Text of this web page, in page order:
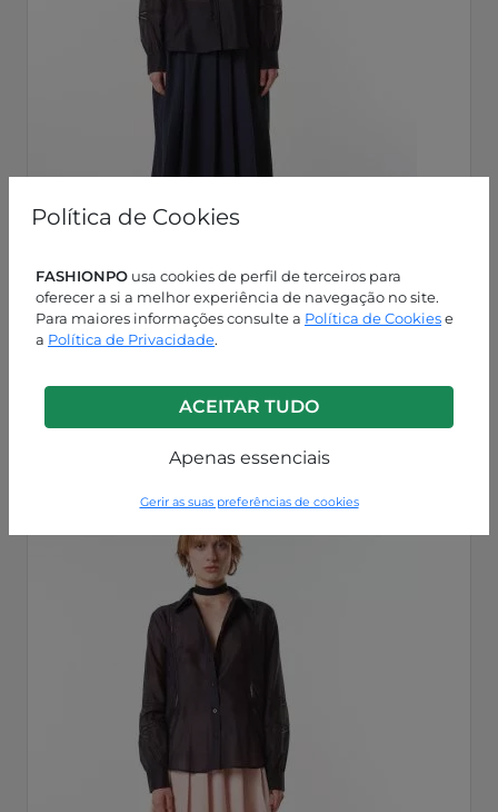
Política de Cookies
FASHIONPO usa cookies de perfil de terceiros para
oferecer a si a melhor experiência de navegação no site.
Para maiores informações consulte a Política de Cookiese
a Política de Privacidade.
ACEITAR TUDO
Apenas essenciais
Gerir as suas preferências de cookies
P63260003922C3